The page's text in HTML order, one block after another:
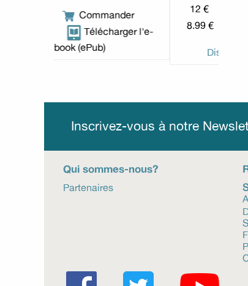
12 €
8.99 €
Télécharger l'e-
book (ePub)
Disponible en eBook
Inscrivez-vous à notre
Qui sommes-nous?
Partenaires